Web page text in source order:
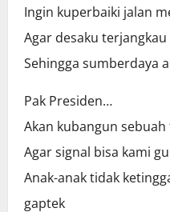
Ingin kuperbaiki jalan
Agar desaku
Sehingga sumberdaya
Pak Presiden…
Akan kubangun
Agar signal bisa kami
Anak-anak tidak
gaptek